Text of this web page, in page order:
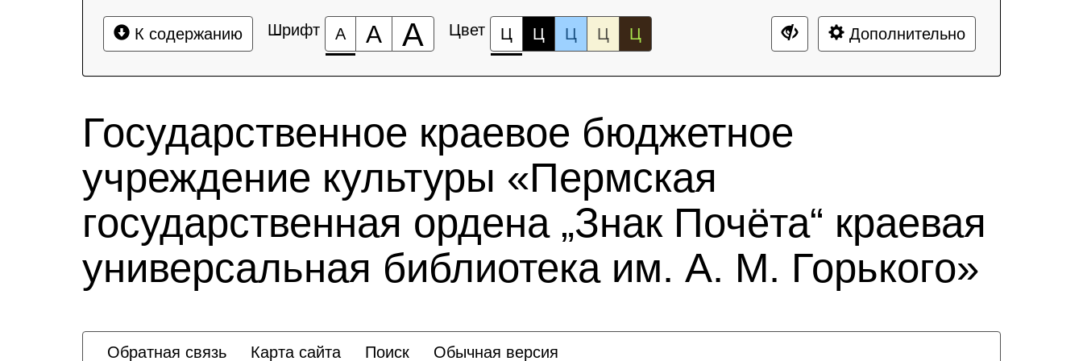
К содержанию Шрифт А А А Цвет Ц Ц Ц Ц Ц Дополнительно
Государственное краевое бюджетное
учреждение культуры «Пермская
государственная ордена „Знак Почёта“ краевая
универсальная библиотека им. А. М. Горького»
Обратная связь Карта сайта Поиск Обычная версия